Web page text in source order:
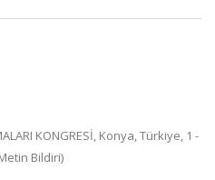
KONGRESİ, Konya, Türkiye, 1 -
Bildiri)